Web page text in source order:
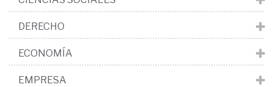
DERECHO
ECONOMÍA
EMPRESA